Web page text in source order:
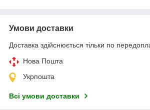
Умови доставки
Доставка здійснюється тільки по
Нова Пошта
Укрпошта
Всі умови доставки